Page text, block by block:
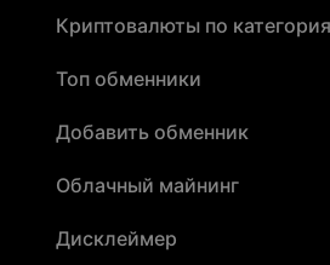
Криптовалюты по
Топ обменники
Добавить обменник
Облачный майнинг
Дисклеймер